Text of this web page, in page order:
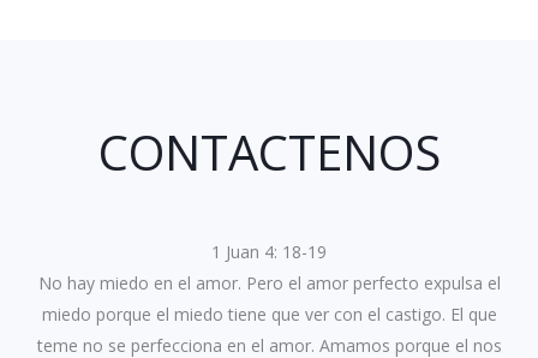
CONTACTENOS
1 Juan 4: 18-19
No hay miedo en el amor. Pero el amor perfecto expulsa el
miedo porque el miedo tiene que ver con el castigo. El que
teme no se perfecciona en el amor. Amamos porque el nos